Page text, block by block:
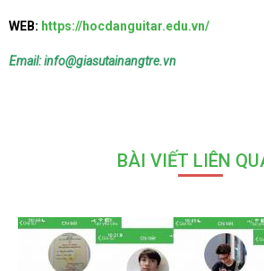
WEB: https://hocdanguitar.edu.vn/
Email: info@giasutainangtre.vn
BÀI VIẾT LIÊN